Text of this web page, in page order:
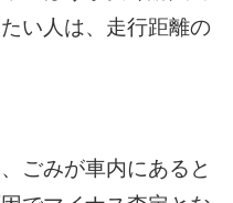
い人は、走行距離の
ごみが車内にあると